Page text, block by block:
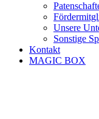
Unsere
Sonstige
Kontakt
MAGIC BOX